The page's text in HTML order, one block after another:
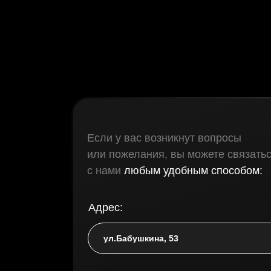
Если у вас возникнут вопросы
или пожелания, вы можете
с нами любым удобным способом:
Адрес: